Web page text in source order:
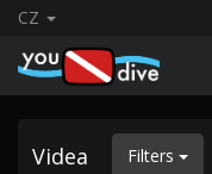
CZ
Videa Filters